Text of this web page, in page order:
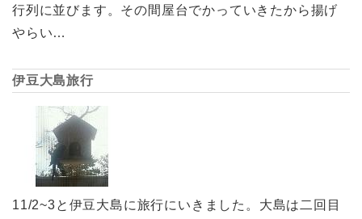
行列に並びます。その間屋台でかっていきたから揚げ
やらい…
伊豆大島旅行
11/2~3と伊豆大島に旅行にいきました。大島は二回目